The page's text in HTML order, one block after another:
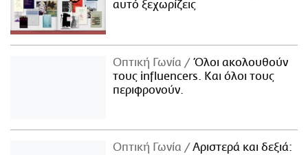
αυτό ξεχωρίζεις
Οπτική Γωνία
Όλοι ακολουθούν
τους influencers. Και όλοι τους
περιφρονούν.
Οπτική Γωνία
Αριστερά και δεξιά: